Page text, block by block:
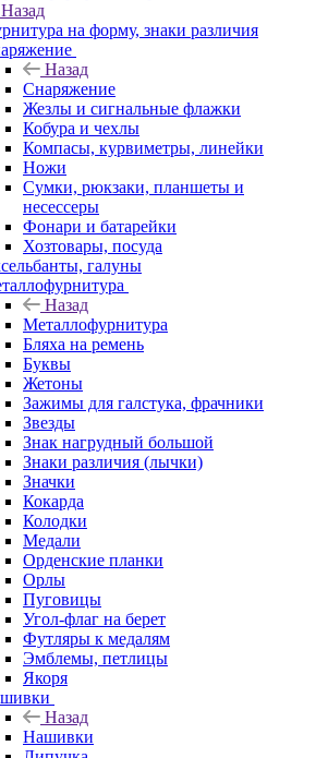
Назад
на форму, знаки различия
Назад
Снаряжение
Жезлы и сигнальные флажки
Кобура и чехлы
Компасы, курвиметры, линейки
Ножи
Сумки, рюкзаки, планшеты и
несессеры
Фонари и батарейки
Хозтовары, посуда
галуны
Назад
Металлофурнитура
Бляха на ремень
Буквы
Жетоны
Зажимы для галстука, фрачники
Звезды
Знак нагрудный большой
Знаки различия (лычки)
Значки
Кокарда
Колодки
Медали
Орденские планки
Орлы
Пуговицы
Угол-флаг на берет
Футляры к медалям
Эмблемы, петлицы
Якоря
Назад
Нашивки